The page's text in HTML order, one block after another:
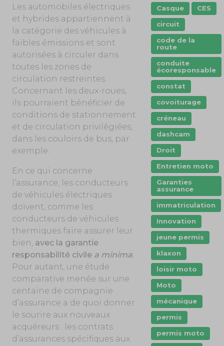
Les automobiles électriques
et hybrides appartiennent à
la catégorie des véhicules à
faibles émissions et sont
autorisées à circuler dans
toutes les zones de
circulation restreintes.
Concernant les deux-roues,
ils pourraient bénéficier de
conditions de stationnement
et de circulation privilégiées,
dans les couloirs de bus, par
exemple.
En ce qui concerne
l’assurance, les conducteurs
de véhicules électriques
doivent, comme les
conducteurs de véhicules
thermiques faire assurer leur
bien, avec la garantie
responsabilité civile a minima.
Pour autant, une étude
comparative menée sur une
centaine de compagnie
d’assurance a de quoi donner
le sourire aux nouveaux
acquéreurs : les contrats
d’assurances spécifiques aux
Casque
CES
circuit
code de la
route
conduite
écoresponsable
constat
covoiturage
créneau
dashcam
Droit
Entretien moto
Garanties
assurance
immatriculation
Innovation
jeune permis
klaxon
loisir moto
Moto
mécanique
permis
permis moto